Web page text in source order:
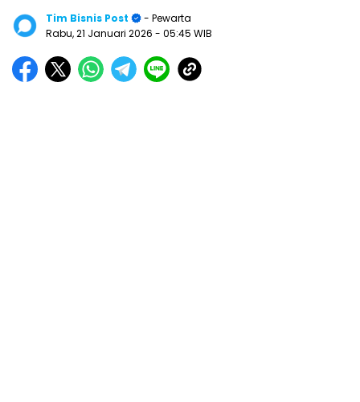
Tim Bisnis Post
- Pewarta
Rabu, 21 Januari 2026 - 05:45 WIB